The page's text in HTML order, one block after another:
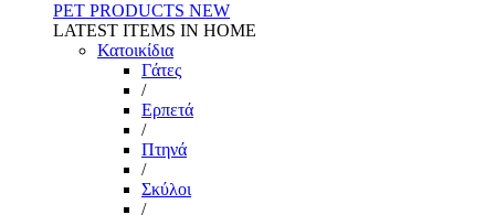
PET PRODUCTS NEW
LATEST ITEMS IN HOME
Κατοικίδια
Γάτες
/
Ερπετά
/
Πτηνά
/
Σκύλοι
/